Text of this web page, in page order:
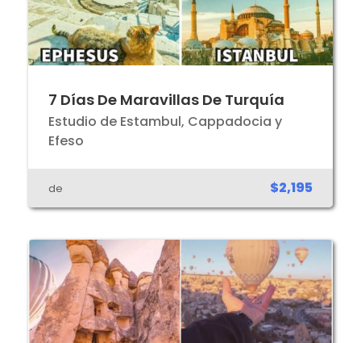
7 Días De Maravillas De Turquía
Estudio de Estambul, Cappadocia y
Efeso
de $2,195